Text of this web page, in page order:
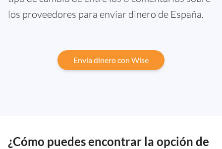
los proveedores para enviar dinero de España.
Envía dinero con Wise
¿Cómo puedes encontrar la opción de